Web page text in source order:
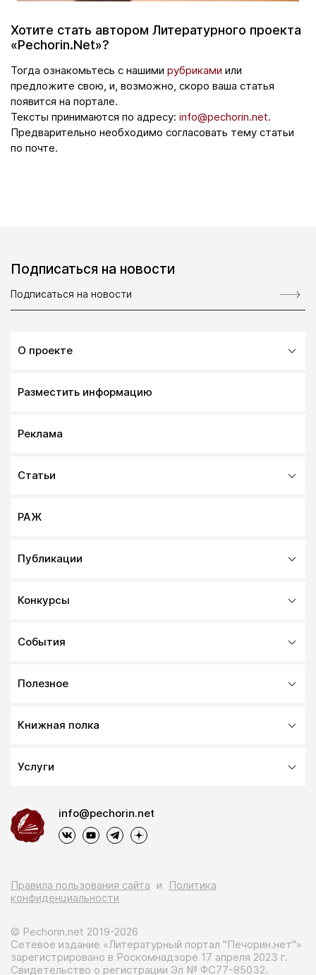
Хотите стать автором Литературного проекта
«Pechorin.Net»?
Тогда ознакомьтесь с нашими рубриками или
предложите свою, и, возможно, скоро ваша статья
появится на портале.
Тексты принимаются по адресу: info@pechorin.net.
Предварительно необходимо согласовать тему статьи
по почте.
Подписаться на новости
О проекте
Разместить информацию
Реклама
Статьи
РАЖ
Публикации
Конкурсы
События
Полезное
Книжная полка
Услуги
info@pechorin.net
© Pechorin.net 2019-2026
Сетевое издание «Литературный портал "Печорин.нет"»
зарегистрировано в Роскомнадзоре 17 апреля 2023 г.
Свидетельство о регистрации Эл № ФС77-85032.
Правила пользования сайта и
Политика
конфиденциальности